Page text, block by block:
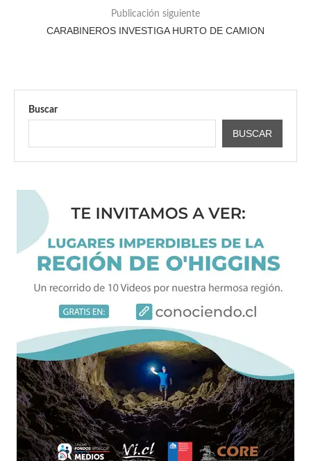
Publicación siguiente
CARABINEROS INVESTIGA HURTO DE CAMION
Buscar
BUSCAR